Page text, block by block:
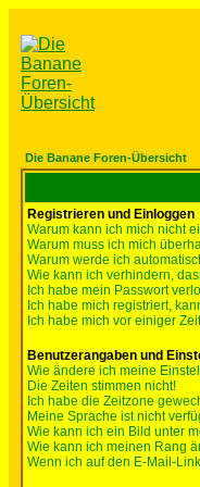
Die Banane Foren-Übersicht
Registrieren und Einloggen
Warum kann ich mich nicht
Warum muss ich mich
Warum werde ich
Wie kann ich verhindern,
Ich habe mein Passwort
Ich habe mich registriert,
Ich habe mich vor einiger
Benutzerangaben und
Wie ändere ich meine
Die Zeiten stimmen nicht!
Ich habe die Zeitzone
Meine Sprache ist nicht
Wie kann ich ein Bild unter
Wie kann ich meinen Rang
Wenn ich auf den E-Mail-